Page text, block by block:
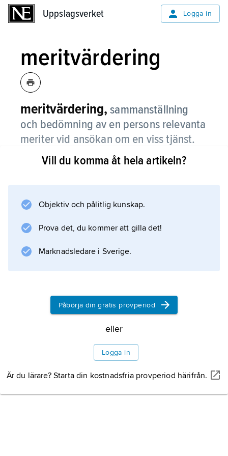
Uppslagsverket Logga in
meritvärdering
meritvärdering, sammanställning
och bedömning av en persons relevanta
meriter vid ansökan om en viss tjänst.
Inom bl.a. skolområdet sker meritvärderingen
lärare, längden och arten av annan
sammanvägs meritpoängsumman med
upplysningar vid referenstagning och intryck
vid anställningsintervju.
Information om artikeln
Vill du komma åt hela artikeln?
Objektiv och pålitlig kunskap.
Prova det, du kommer att gilla det!
Marknadsledare i Sverige.
Påbörja din gratis provperiod
eller
Logga in
Är du lärare? Starta din kostnadsfria provperiod härifrån.